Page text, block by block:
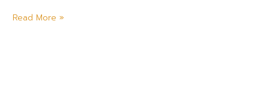
Read More »